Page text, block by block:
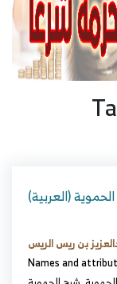
الحموية
بن ريس الريس
Names and